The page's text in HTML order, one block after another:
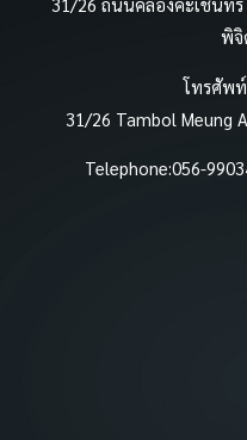
พิจิ
โทรศัพ
31/26 Tambol Meung
Telephone:056-